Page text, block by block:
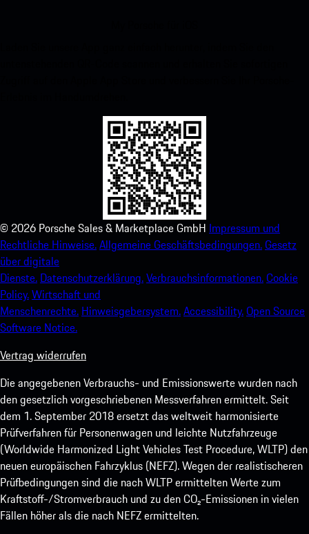
© 2026 Porsche Sales & Marketplace GmbH Impressum und
Rechtliche Hinweise.Allgemeine Geschäftsbedingungen.Gesetz
über digitale
Dienste. Datenschutzerklärung.Verbrauchsinformationen.Cookie
Policy.Wirtschaft und
Menschenrechte. Hinweisgebersystem.Accessibility.Open Source
Software Notice.
Vertrag widerrufen
Die angegebenen Verbrauchs- und Emissionswerte wurden nach
den gesetzlich vorgeschriebenen Messverfahren ermittelt. Seit
dem 1. September 2018 ersetzt das weltweit harmonisierte
Prüfverfahren für Personenwagen und leichte Nutzfahrzeuge
(Worldwide Harmonized Light Vehicles Test Procedure, WLTP) den
neuen europäischen Fahrzyklus (NEFZ). Wegen der realistischeren
Prüfbedingungen sind die nach WLTP ermittelten Werte zum
Kraftstoff-/Stromverbrauch und zu den CO₂-Emissionen in vielen
Fällen höher als die nach NEFZ ermittelten.